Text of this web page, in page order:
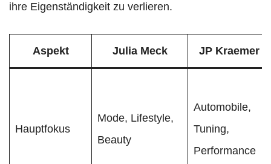
ihre Eigenständigkeit zu verlieren.
Aspekt Julia Meck JP Kraemer
Hauptfokus
Mode, Lifestyle,
Beauty
Automobile,
Tuning,
Performance